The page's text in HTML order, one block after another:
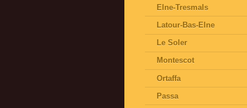
Elne-Tresmals
Latour-Bas-Elne
Le Soler
Montescot
Ortaffa
Passa